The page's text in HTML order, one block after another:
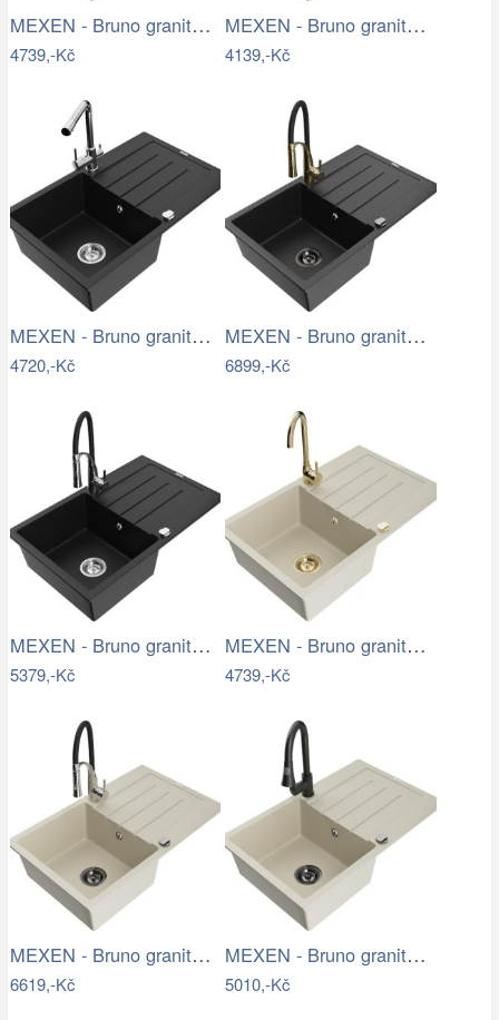
MEXEN - Bruno granitový dřez s…
4739,-Kč
MEXEN - Bruno granitový dřez 1 s…
4139,-Kč
MEXEN - Bruno granitový dřez s…
4720,-Kč
MEXEN - Bruno granitový dřez s…
6899,-Kč
MEXEN - Bruno granitový dřez s…
5379,-Kč
MEXEN - Bruno granitový dřez s…
4739,-Kč
MEXEN - Bruno granitový dřez s…
6619,-Kč
MEXEN - Bruno granitový dřez 1 s…
5010,-Kč